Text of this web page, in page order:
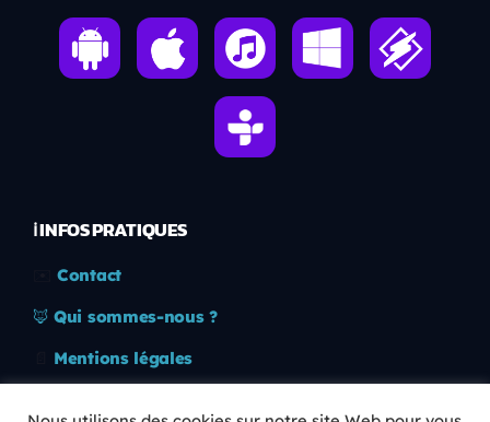
ℹ️ INFOS PRATIQUES
Contact
🦊 Qui sommes-nous ?
Mentions légales